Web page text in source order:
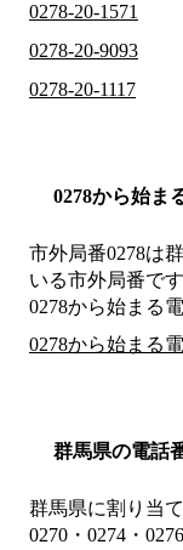
0278-20-1571
0278-20-9093
0278-20-1117
0278から始ま
市外局番0278は
いる市外局番です
0278から始まる
0278から始まる
群馬県の電話
群馬県に割り当
0270・0274・